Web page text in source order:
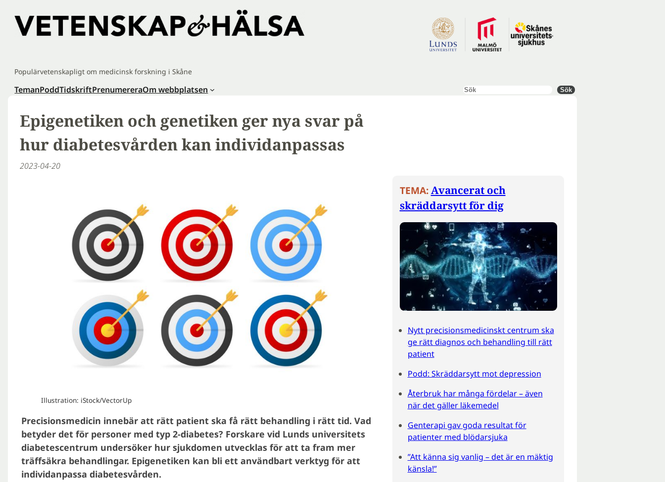
innehåll
Populärvetenskapligt om medicinsk forskning i Skåne
TemanPoddTidskriftPrenumereraOm webbplatsen Sök Sök
Epigenetiken och genetiken ger nya svar på
hur diabetesvården kan individanpassas
2023-04-20
Illustration: iStock/VectorUp
Precisionsmedicin innebär att rätt patient ska få rätt behandling i rätt tid. Vad
betyder det för personer med typ 2-diabetes? Forskare vid Lunds universitets
diabetescentrum undersöker hur sjukdomen utvecklas för att ta fram mer
träffsäkra behandlingar. Epigenetiken kan bli ett användbart verktyg för att
individanpassa diabetesvården.
TEMA: Avancerat och
skräddarsytt för dig
Nytt precisionsmedicinskt centrum ska
ge rätt diagnos och behandling till rätt
patient
Podd: Skräddarsytt mot depression
Återbruk har många fördelar – även
när det gäller läkemedel
Genterapi gav goda resultat för
patienter med blödarsjuka
”Att känna sig vanlig – det är en mäktig
känsla!”